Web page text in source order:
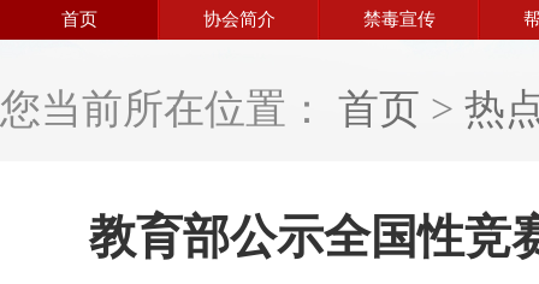
首页 协会简介 禁毒宣传
您当前所在位置： 首页 > 热
教育部公示全国性竞